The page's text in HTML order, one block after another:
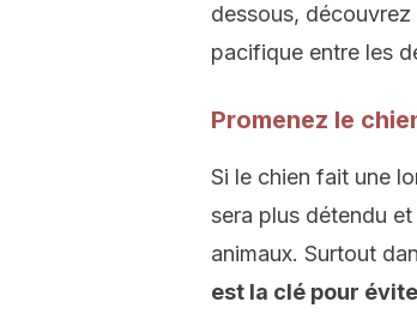
dessous,
pacifique entre les
Promenez le
Si le chien fait une
sera plus détendu et
animaux. Surtout
est la clé pour